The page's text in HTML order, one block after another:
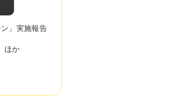
」実施報告
ほか